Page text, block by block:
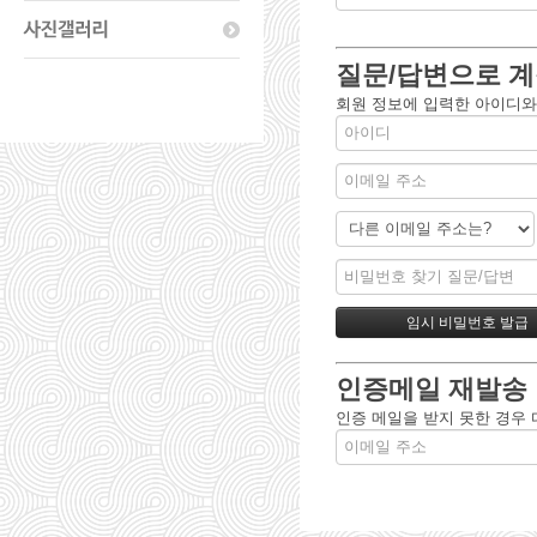
질문/답변으로
회원 정보에 입력한 아이디
인증메일 재발송
인증 메일을 받지 못한 경우